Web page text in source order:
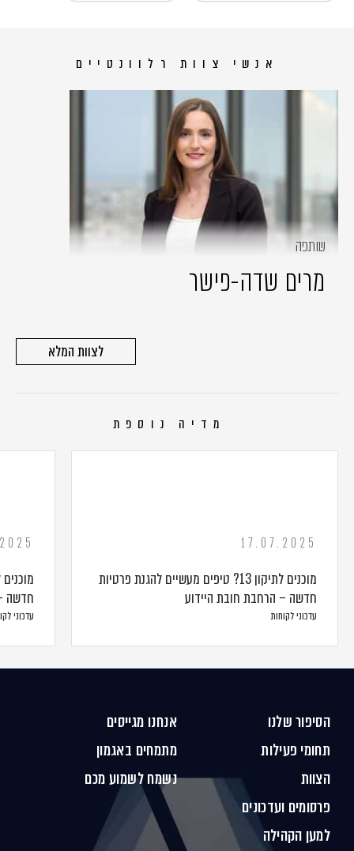
אנשי צוות רלוונטיים
שותפה
מרים שדה-פישר
לצוות המלא
מדיה נוספת
17.07.2025
מוכנים לתיקון 13? טיפים מעשיים להגנת פרטיות
חדשה – הרחבת חובת היידוע
עדכוני לקוחות
חדשה
עדכוני
הסיפור שלנו
תחומי פעילות
הצוות
פרסומים ועדכונים
למען הקהילה
אנחנו מגייסים
מתמחים באגמון
נשמח לשמוע מכם